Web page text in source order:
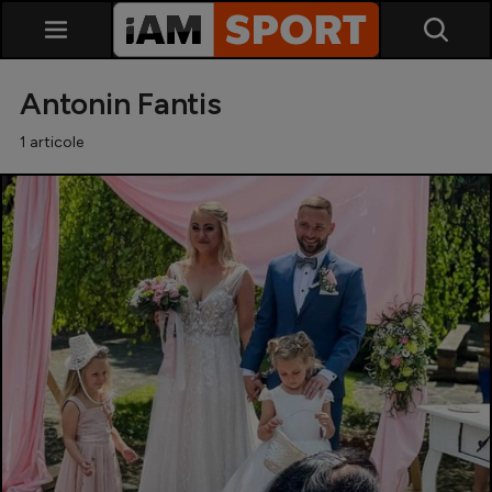
SuperLiga
Liga 2
Cupa României
Echipa Națională
U21
Antonin Fantis
1 articole